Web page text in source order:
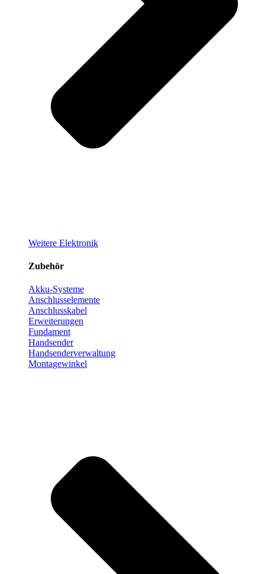
Weitere Elektronik
Zubehör
Akku-Systeme
Anschlusselemente
Anschlusskabel
Erweiterungen
Fundament
Handsender
Handsenderverwaltung
Montagewinkel